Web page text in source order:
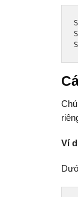
Ví